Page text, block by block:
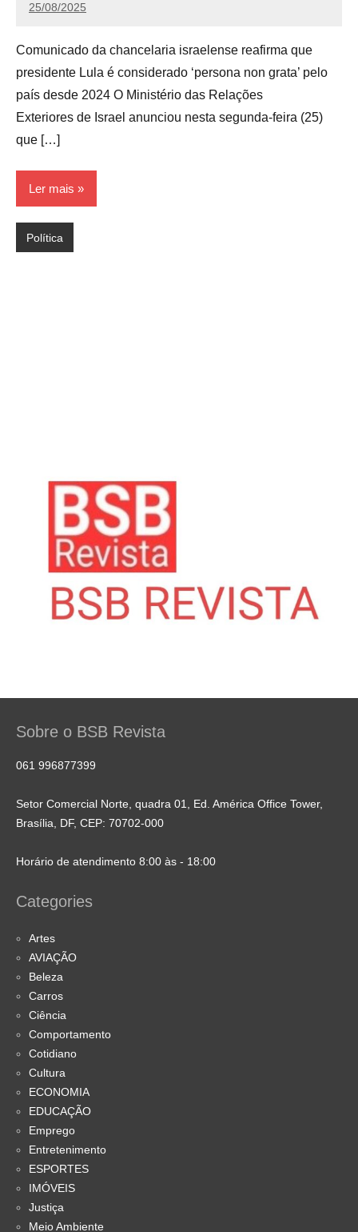
25/08/2025
Calango
Comunicado da chancelaria israelense reafirma que
presidente Lula é considerado ‘persona non grata’ pelo
país desde 2024 O Ministério das Relações
Exteriores de Israel anunciou nesta segunda-feira (25)
que […]
Ler mais
Política
Sobre o BSB Revista
061 996877399
Setor Comercial Norte, quadra 01, Ed. América Office Tower,
Brasília, DF, CEP: 70702-000
Horário de atendimento 8:00 às - 18:00
Categories
Artes
AVIAÇÃO
Beleza
Carros
Ciência
Comportamento
Cotidiano
Cultura
ECONOMIA
EDUCAÇÃO
Emprego
Entretenimento
ESPORTES
IMÓVEIS
Justiça
Meio Ambiente